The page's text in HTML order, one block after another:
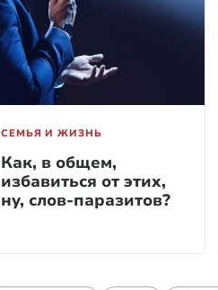
СЕМЬЯ И ЖИЗНЬ
Как, в общем,
избавиться от этих,
ну, слов-паразитов?